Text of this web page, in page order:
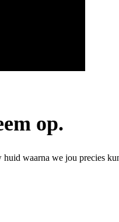
op.
waarna we jou precies